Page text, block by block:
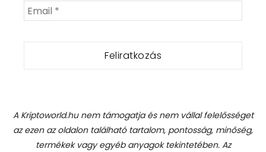
A Kriptoworld.hu nem támogatja és nem vállal felelősséget
az ezen az oldalon található tartalom, pontosság, minőség,
termékek vagy egyéb anyagok tekintetében. Az